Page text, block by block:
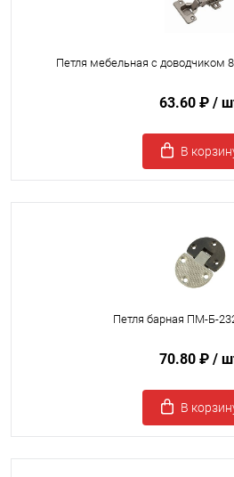
Петля мебельная с доводчиком
63.60 ₽ /
В
Петля барная ПМ-Б-
70.80 ₽ /
В